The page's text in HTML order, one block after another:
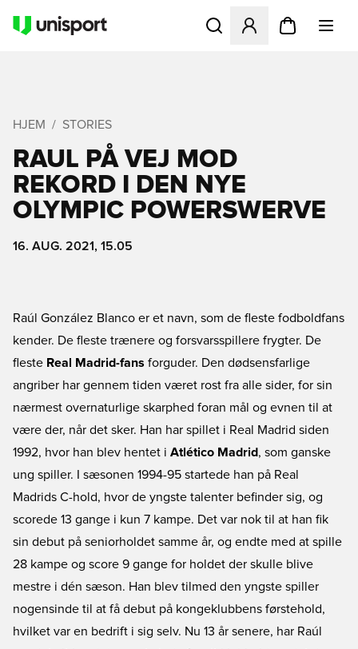
Åbner en Modal til at
HJEM STORIES
RAUL PÅ VEJ MOD
REKORD I DEN NYE
OLYMPIC POWERSWERVE
16. AUG. 2021, 15.05
Raúl González Blanco er et navn, som de fleste fodboldfans
kender. De fleste trænere og forsvarsspillere frygter. De
fleste Real Madrid-fans forguder. Den dødsensfarlige
angriber har gennem tiden været rost fra alle sider, for sin
nærmest overnaturlige skarphed foran mål og evnen til at
være der, når det sker. Han har spillet i Real Madrid siden
1992, hvor han blev hentet i Atlético Madrid, som ganske
ung spiller. I sæsonen 1994-95 startede han på Real
Madrids C-hold, hvor de yngste talenter befinder sig, og
scorede 13 gange i kun 7 kampe. Det var nok til at han fik
sin debut på seniorholdet samme år, og endte med at spille
28 kampe og score 9 gange for holdet der skulle blive
mestre i dén sæson. Han blev tilmed den yngste spiller
nogensinde til at få debut på kongeklubbens førstehold,
hvilket var en bedrift i sig selv. Nu 13 år senere, har Raúl